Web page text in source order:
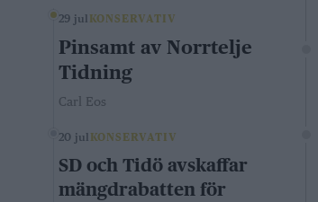
29 jul KONSERVATIV
Pinsamt av Norrtelje
Tidning
Carl Eos
20 jul KONSERVATIV
SD och Tidö avskaffar
mängdrabatten för